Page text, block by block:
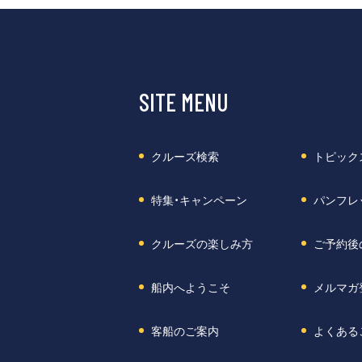
SITE MENU
クルーズ検索
特集・キャンペーン
クルーズの楽しみ方
船内へようこそ
客船のご案内
トピック
パンフレ
ご予約
メルマ
よくある